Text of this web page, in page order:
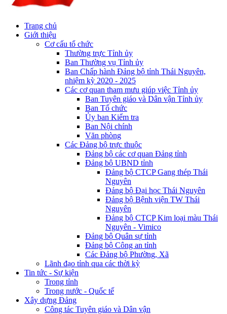
Trang chủ
Giới thiệu
Cơ cấu tổ chức
Thường trực Tỉnh ủy
Ban Thường vụ Tỉnh ủy
Ban Chấp hành Đảng bộ tỉnh Thái Nguyên,
nhiệm kỳ 2020 - 2025
Các cơ quan tham mưu giúp việc Tỉnh ủy
Ban Tuyên giáo và Dân vận Tỉnh ủy
Ban Tổ chức
Ủy ban Kiểm tra
Ban Nội chính
Văn phòng
Các Đảng bộ trực thuộc
Đảng bộ các cơ quan Đảng tỉnh
Đảng bộ UBND tỉnh
Đảng bộ CTCP Gang thép Thái
Nguyên
Đảng bộ Đại học Thái Nguyên
Đảng bộ Bệnh viện TW Thái
Nguyên
Đảng bộ CTCP Kim loại màu Thái
Nguyên - Vimico
Đảng bộ Quân sự tỉnh
Đảng bộ Công an tỉnh
Các Đảng bộ Phường, Xã
Lãnh đạo tỉnh qua các thời kỳ
Tin tức - Sự kiện
Trong tỉnh
Trong nước - Quốc tế
Xây dựng Đảng
Công tác Tuyên giáo và Dân vận